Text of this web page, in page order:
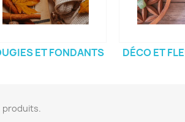
ET FONDANTS DÉCO ET
produits.